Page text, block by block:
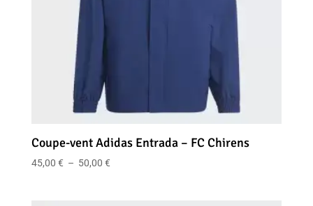
Coupe-vent Adidas Entrada – FC Chirens
45,00 € – 50,00 €Plage